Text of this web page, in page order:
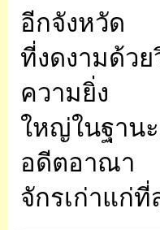
อีกจังหวัด
ที่งดงามด้ว
ความยิ่ง
ใหญ่ในฐาน
อดีตอาณา
จักรเก่าแก่ที่